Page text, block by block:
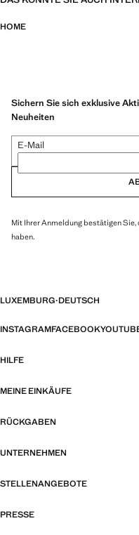
HOME
Sichern Sie sich exklusive
Neuheiten
E-Mail
Mit Ihrer Anmeldung bestätigen Sie,
haben.
LUXEMBURG·DEUTSCH
INSTAGRAMFACEBOOK
HILFE
MEINE EINKÄUFE
RÜCKGABEN
UNTERNEHMEN
STELLENANGEBOTE
PRESSE